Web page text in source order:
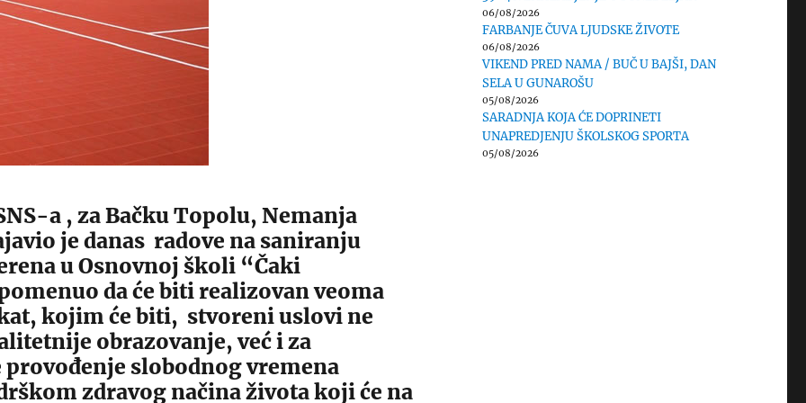
a , za Bačku Topolu, Nemanja
je danas radove na saniranju
u Osnovnoj školi “Čaki
da će biti realizovan veoma
kojim će biti, stvoreni uslovi ne
obrazovanje, već i za
slobodnog vremena
zdravog načina života koji će na
06/08/2026
FARBANJE ČUVA LJUDSKE ŽIVOTE
06/08/2026
VIKEND PRED NAMA / BUČ U BAJŠI, DAN
SELA U GUNAROŠU
05/08/2026
SARADNJA KOJA ĆE DOPRINETI
UNAPREDJENJU ŠKOLSKOG SPORTA
05/08/2026